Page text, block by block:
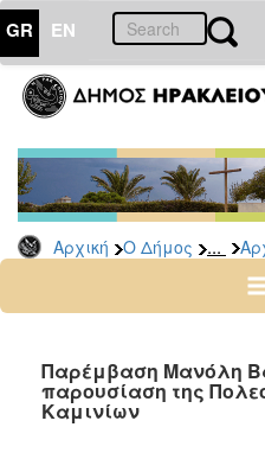
GR EN
Αρχική Ο Δήμος ...
ΔΗΜΟΣ
Δημοτικές
Παρατάξεις
Αρχείο
ΠΟΛΙΤΙΣΜΟΣ
Παρέμβαση Μανόλη
παρουσίαση της
Καμινίων